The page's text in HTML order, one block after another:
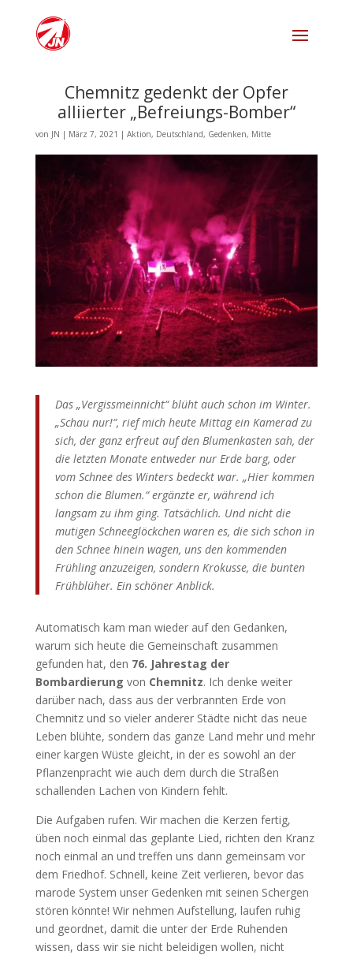
Chemnitz gedenkt der Opfer
alliierter „Befreiungs-Bomber“
von JN | März 7, 2021 | Aktion, Deutschland, Gedenken, Mitte
Das „Vergissmeinnicht“ blüht auch schon im Winter.
„Schau nur!“, rief mich heute Mittag ein Kamerad zu
sich, der ganz erfreut auf den Blumenkasten sah, der
die letzten Monate entweder nur Erde barg, oder
vom Schnee des Winters bedeckt war. „Hier kommen
schon die Blumen.“ ergänzte er, während ich
langsam zu ihm ging. Tatsächlich. Und nicht die
mutigen Schneeglöckchen waren es, die sich schon in
den Schnee hinein wagen, uns den kommenden
Frühling anzuzeigen, sondern Krokusse, die bunten
Frühblüher. Ein schöner Anblick.
Automatisch kam man wieder auf den Gedanken,
warum sich heute die Gemeinschaft zusammen
gefunden hat, den 76. Jahrestag der
Bombardierung von Chemnitz. Ich denke weiter
darüber nach, dass aus der verbrannten Erde von
Chemnitz und so vieler anderer Städte nicht das neue
Leben blühte, sondern das ganze Land mehr und mehr
einer kargen Wüste gleicht, in der es sowohl an der
Pflanzenpracht wie auch dem durch die Straßen
schallenden Lachen von Kindern fehlt.
Die Aufgaben rufen. Wir machen die Kerzen fertig,
üben noch einmal das geplante Lied, richten den Kranz
noch einmal an und treffen uns dann gemeinsam vor
dem Friedhof. Schnell, keine Zeit verlieren, bevor das
marode System unser Gedenken mit seinen Schergen
stören könnte! Wir nehmen Aufstellung, laufen ruhig
und geordnet, damit die unter der Erde Ruhenden
wissen, dass wir sie nicht beleidigen wollen, nicht